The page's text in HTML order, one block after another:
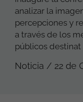
analizar la
percepciones y
a través de los
públicos destinat
Noticia / 22 de